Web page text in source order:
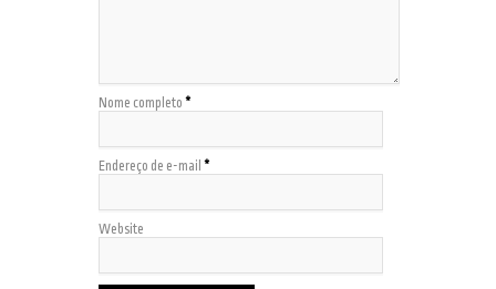
Nome completo *
Endereço de e-mail *
Website